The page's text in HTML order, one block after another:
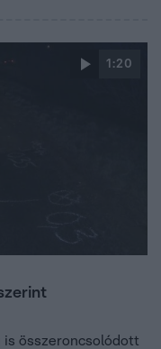
1:20
is összeroncsolódott